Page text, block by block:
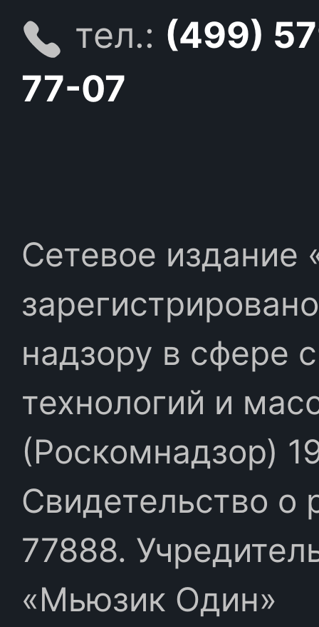
тел.: (499)
77-07
Сетевое издание
надзору в сфере
технологий и
(Роскомнадзор)
Свидетельство
77888.
«Мьюзик Один»